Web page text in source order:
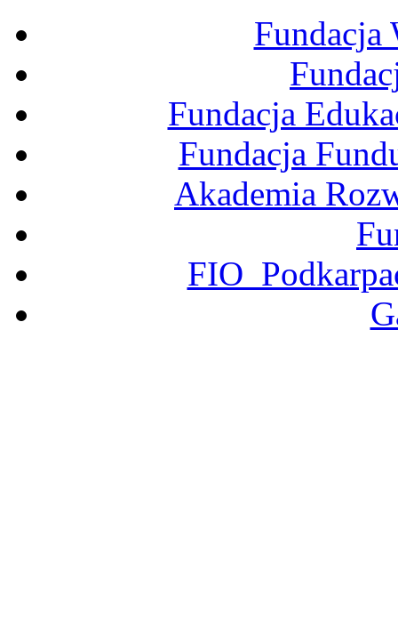
Fundacja
Fundacja
Fundacja
Akademia
FIO